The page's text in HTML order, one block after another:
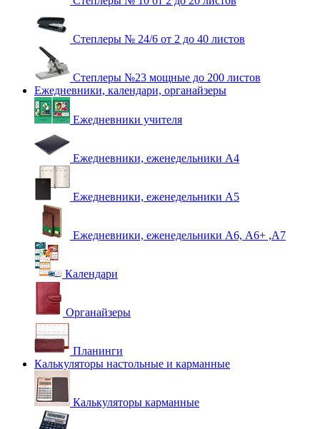
Степлеры № 24/6 от 2 до 40 листов
Степлеры №23 мощные до 200 листов
Ежедневники, календари, органайзеры
Ежедневники учителя
Ежедневники, еженедельники А4
Ежедневники, еженедельники А5
Ежедневники, еженедельники А6, А6+ ,А7
Календари
Органайзеры
Планинги
Калькуляторы настольные и карманные
Калькуляторы карманные